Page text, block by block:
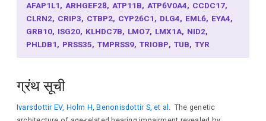
AFAP1L1 ARHGEF28 ATP11B ATP6V0A4 CCDC17
CLRN2 CRIP3 CTBP2 CYP26C1 DLG4 EML6 EYA4
GRB10 ISG20 KLHDC7B LMO7 LMX1A NID2
PHLDB1 PRSS35 TMPRSS9 TRIOBP TUB TYR
ग्रंथ सूची
Ivarsdottir EV, Holm H, Benonisdottir S, et al. The genetic